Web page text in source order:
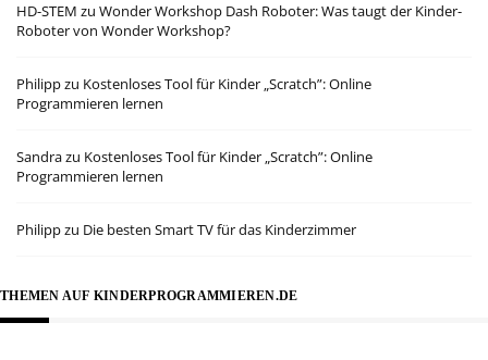
HD-STEM zu Wonder Workshop Dash Roboter: Was taugt der Kinder-
Roboter von Wonder Workshop?
Philippzu Kostenloses Tool für Kinder „Scratch”: Online
Programmieren lernen
Sandrazu Kostenloses Tool für Kinder „Scratch”: Online
Programmieren lernen
Philippzu Die besten Smart TV für das Kinderzimmer
THEMEN AUF KINDERPROGRAMMIEREN.DE